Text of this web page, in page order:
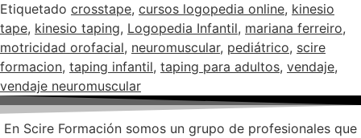
Etiquetado crosstape, cursos logopedia online, kinesio
tape, kinesio taping, Logopedia Infantil, mariana ferreiro,
motricidad orofacial, neuromuscular, pediátrico, scire
formacion, taping infantil, taping para adultos, vendaje,
vendaje neuromuscular
En Scire Formación somos un grupo de profesionales que